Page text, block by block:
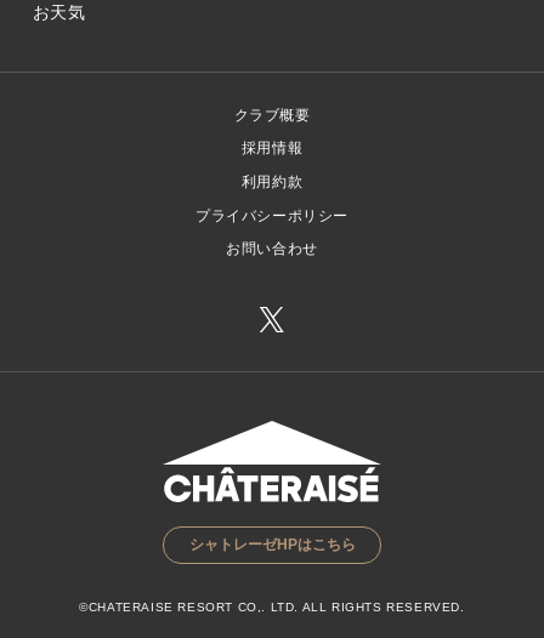
お天気
クラブ概要
採用情報
利用約款
プライバシーポリシー
お問い合わせ
シャトレーゼHPはこちら
©CHATERAISE RESORT CO,. LTD. ALL RIGHTS RESERVED.